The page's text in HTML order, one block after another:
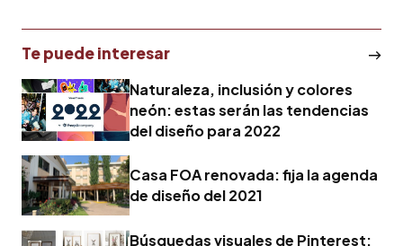
Te puede interesar
Naturaleza, inclusión y colores
neón: estas serán las tendencias
del diseño para 2022
Casa FOA renovada: fija la agenda
de diseño del 2021
Búsquedas visuales de Pinterest: